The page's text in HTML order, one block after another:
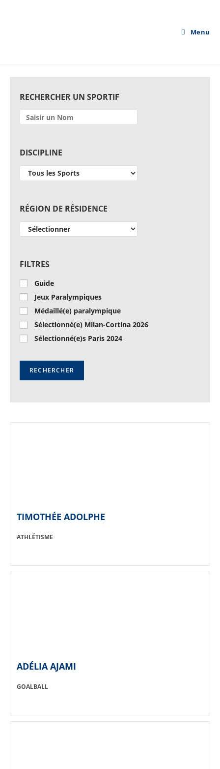
Menu
RECHERCHER UN SPORTIF
DISCIPLINE
RÉGION DE RÉSIDENCE
FILTRES
Guide
Jeux Paralympiques
Médaillé(e) paralympique
Sélectionné(e) Milan-Cortina 2026
Sélectionné(e)s Paris 2024
TIMOTHÉE ADOLPHE
SPORT:
ATHLÉTISME
ADÉLIA AJAMI
SPORT:
GOALBALL